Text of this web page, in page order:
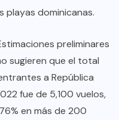
playas dominicanas.
preliminares
sugieren que el total
a República
fue de 5,100 vuelos,
en más de 200